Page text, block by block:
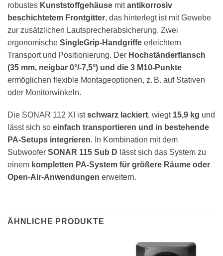
robustes Kunststoffgehäuse mitantikorrosiv
beschichtetem Frontgitter, das hinterlegt ist mit Gewebe
zur zusätzlichen Lautsprecherabsicherung. Zwei
ergonomische SingleGrip-Handgriffe erleichtern
Transport und Positionierung. Der Hochständerflansch
(35 mm, neigbar 0°/-7,5°) und die 3 M10-Punkte
ermöglichen flexible Montageoptionen, z. B. auf Stativen
oder Monitorwinkeln.
Die SONAR 112 XI istschwarz lackiert, wiegt 15,9 kg und
lässt sich so einfach transportieren und in bestehende
PA-Setups integrieren. In Kombination mit dem
Subwoofer SONAR 115 Sub D lässt sich das System zu
einem kompletten PA-System für größere Räume oder
Open-Air-Anwendungen erweitern.
ÄHNLICHE PRODUKTE